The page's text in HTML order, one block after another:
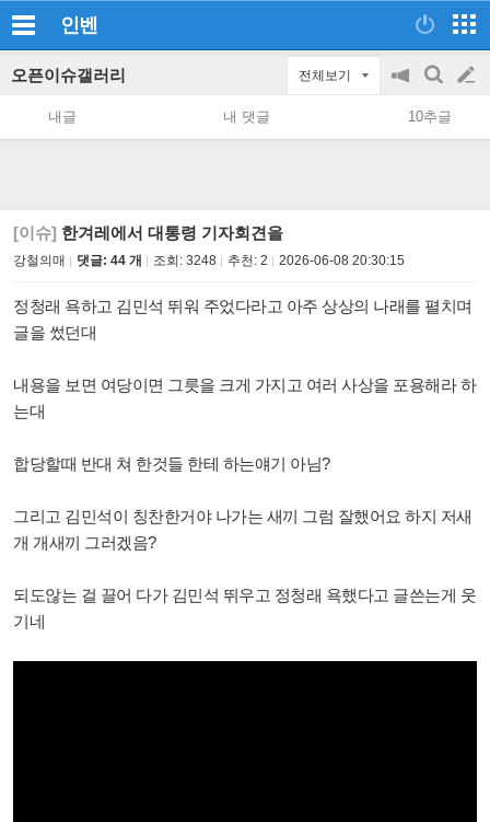
인벤
오픈이슈갤러리 전체보기
공
지
on/off
검
색
글
쓰
내글 내 댓글 10추글
[이슈] 한겨레에서 대통령 기자회견을
강철의매 댓글: 44 개 조회: 3248 추천: 2 2026-06-08 20:30:15
정청래 욕하고 김민석 뛰워 주었다라고 아주 상상의 나래를 펼치며
글을 썼던대
내용을 보면 여당이면 그릇을 크게 가지고 여러 사상을 포용해라 하
는대
합당할때 반대 쳐 한것들 한테 하는얘기 아님?
그리고 김민석이 칭찬한거야 나가는 새끼 그럼 잘했어요 하지 저새
개 개새끼 그러겠음?
되도않는 걸 끌어 다가 김민석 뛰우고 정청래 욕했다고 글쓴는게 웃
기네